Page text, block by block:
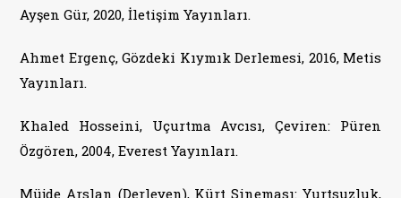
Ayşen Gür, 2020, İletişim Yayınları.
Ahmet Ergenç, Gözdeki Kıymık Derlemesi, 2016, Metis
Yayınları.
Khaled Hosseini, Uçurtma Avcısı, Çeviren: Püren
Özgören, 2004, Everest Yayınları.
Müjde Arslan (Derleyen), Kürt Sineması: Yurtsuzluk,